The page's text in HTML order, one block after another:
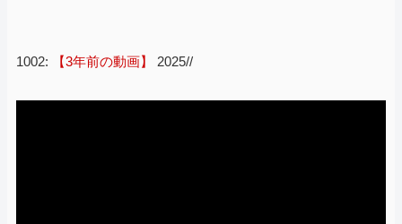
1002: 【3年前の動画】 2025//